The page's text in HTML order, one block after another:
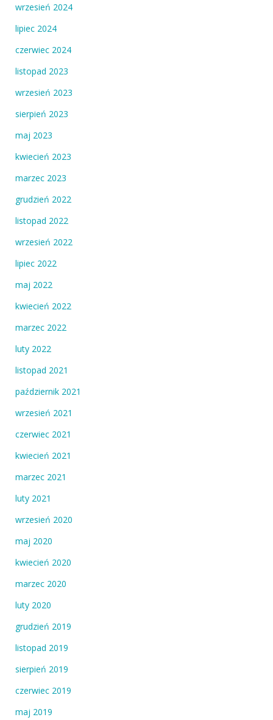
wrzesień 2024
lipiec 2024
czerwiec 2024
listopad 2023
wrzesień 2023
sierpień 2023
maj 2023
kwiecień 2023
marzec 2023
grudzień 2022
listopad 2022
wrzesień 2022
lipiec 2022
maj 2022
kwiecień 2022
marzec 2022
luty 2022
listopad 2021
październik 2021
wrzesień 2021
czerwiec 2021
kwiecień 2021
marzec 2021
luty 2021
wrzesień 2020
maj 2020
kwiecień 2020
marzec 2020
luty 2020
grudzień 2019
listopad 2019
sierpień 2019
czerwiec 2019
maj 2019